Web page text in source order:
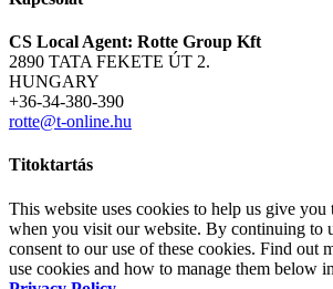
CS Local Agent: Rotte Group Kft
2890 TATA FEKETE ÚT 2.
HUNGARY
+36-34-380-390
rotte@t-online.hu
Titoktartás
This website uses cookies to help us give you
when you visit our website. By continuing to
consent to our use of these cookies. Find out
use cookies and how to manage them below